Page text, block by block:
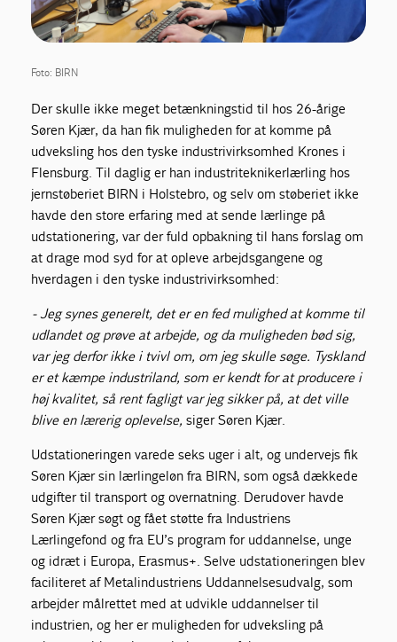
Foto: BIRN
Der skulle ikke meget betænkningstid til hos 26-årige
Søren Kjær, da han fik muligheden for at komme på
udveksling hos den tyske industrivirksomhed Krones i
Flensburg. Til daglig er han industriteknikerlærling hos
jernstøberiet BIRN i Holstebro, og selv om støberiet ikke
havde den store erfaring med at sende lærlinge på
udstationering, var der fuld opbakning til hans forslag om
at drage mod syd for at opleve arbejdsgangene og
hverdagen i den tyske industrivirksomhed:
- Jeg synes generelt, det er en fed mulighed at komme til
udlandet og prøve at arbejde, og da muligheden bød sig,
var jeg derfor ikke i tvivl om, om jeg skulle søge. Tyskland
er et kæmpe industriland, som er kendt for at producere i
høj kvalitet, så rent fagligt var jeg sikker på, at det ville
blive en lærerig oplevelse,siger Søren Kjær.
Udstationeringen varede seks uger i alt, og undervejs fik
Søren Kjær sin lærlingeløn fra BIRN, som også dækkede
udgifter til transport og overnatning. Derudover havde
Søren Kjær søgt og fået støtte fra Industriens
Lærlingefond og fra EU’s program for uddannelse, unge
og idræt i Europa, Erasmus+. Selve udstationeringen blev
faciliteret af Metalindustriens Uddannelsesudvalg, som
arbejder målrettet med at udvikle uddannelser til
industrien, og her er muligheden for udveksling på